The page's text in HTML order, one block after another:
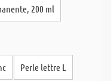
200 ml
Perle lettre L